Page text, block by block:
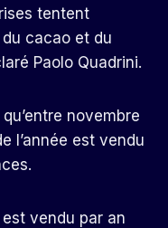
tentent
du cacao et du
Paolo Quadrini.
novembre
l’année est vendu
vendu par an